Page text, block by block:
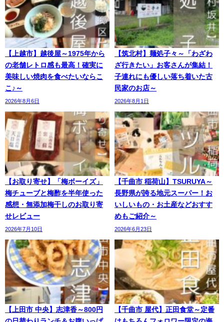
【上越市】越後屋～1975年から
の老舗レトロ感も最高！確実に
美味しい焼肉を食べたいならこ
こ♪～
2026年8月6日
【筑北村】麺処子々～「わざわ
ざ行きたい」お客さんが集結！
子連れにも優しい落ち着いた古
民家のお店～
2026年8月1日
【お取り寄せ】「梅ボーイズ」
梅チューブと梅酢を半年使った
感想・無添加梅干しのお取り寄
せレビュー
2026年7月10日
【千曲市 稲荷山】TSURUYA～
長野県が誇る地元スーパー！お
いしいもの・お土産などおすす
めもご紹介～
2026年6月23日
【上田市 中央】志津香～800円
【千曲市 屋代】正田食堂～定番